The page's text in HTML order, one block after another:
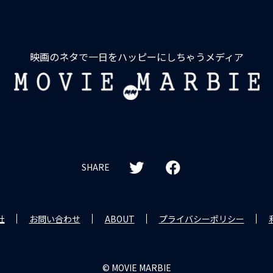
映画のネタで一日をハッピーにしちゃうメディア
MOVIE
MARBIE
SHARE
お問い合わせ ABOUT プライバシーポリシー
© MOVIE MARBIE